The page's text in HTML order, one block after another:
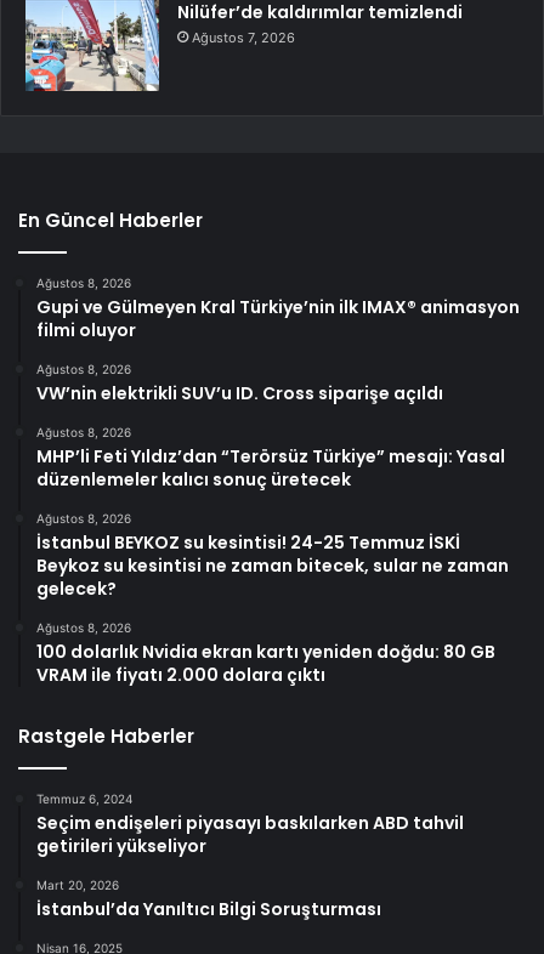
Nilüfer’de kaldırımlar temizlendi
Ağustos 7, 2026
En Güncel Haberler
Ağustos 8, 2026
Gupi ve Gülmeyen Kral Türkiye’nin ilk IMAX® animasyon
filmi oluyor
Ağustos 8, 2026
VW’nin elektrikli SUV’u ID. Cross siparişe açıldı
Ağustos 8, 2026
MHP’li Feti Yıldız’dan “Terörsüz Türkiye” mesajı: Yasal
düzenlemeler kalıcı sonuç üretecek
Ağustos 8, 2026
İstanbul BEYKOZ su kesintisi! 24-25 Temmuz İSKİ
Beykoz su kesintisi ne zaman bitecek, sular ne zaman
gelecek?
Ağustos 8, 2026
100 dolarlık Nvidia ekran kartı yeniden doğdu: 80 GB
VRAM ile fiyatı 2.000 dolara çıktı
Rastgele Haberler
Temmuz 6, 2024
Seçim endişeleri piyasayı baskılarken ABD tahvil
getirileri yükseliyor
Mart 20, 2026
İstanbul’da Yanıltıcı Bilgi Soruşturması
Nisan 16, 2025